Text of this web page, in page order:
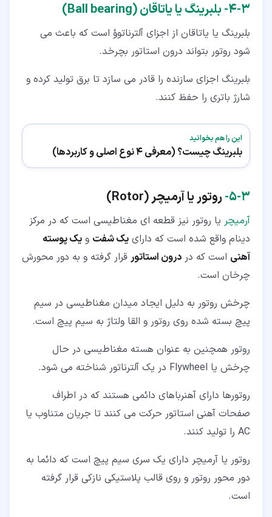
۳‏-‏۴‏- بلبرینگ یا یاتاقان (Ball bearing)
بلبرینگ یا یاتاقان از اجزای آلترناتوؤ است که باعث می
شود روتور بتواند درون استاتور بچرخد.
بلبرینگ اجزای سازنده را قادر می سازد تا برق تولید کرده و
شارژ باتری را حفظ کنند.
این را هم بخوانید
بلبرینگ چیست؟ (معرفی 4 نوع اصلی و کاربردها)
۳‏-‏۵‏- روتور یا آرمیچر (Rotor)
آرمیچر یا روتور نیز قطعه ای مغناطیسی است که در مرکز
دینام واقع شده است که دارای یک شفت و یک پوسته
آهنی است که در درون استاتور قرار گرفته و به دور محورش
چرخان است.
چرخش روتور به دلیل ایجاد میدان مغناطیسی در سیم
پیچ بسته شده روی روتور و القا ولتاژ به سیم پیچ است.
روتور همچنین به عنوان هسته مغناطیسی در حال
چرخش یا Flywheel در یک آلترناتور شناخته می شود.
روتورها دارای آهنرباهای دائمی هستند که در اطراف
صفحات آهنی استاتور حرکت می کنند تا جریان متناوب یا
AC را تولید کنند.
روتور یا آرمیچر دارای یک سری سیم پیچ است که دائما به
دور محور روتور و روی قالب پلاستیکی نازکی قرار گرفته
است.